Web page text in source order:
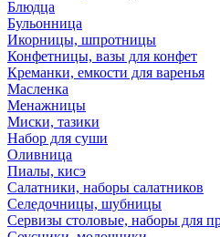
Блюдца
Бульонница
Икорницы, шпротницы
Конфетницы, вазы для конфет
Креманки, емкости для варенья
Масленка
Менажницы
Миски, тазики
Набор для суши
Оливница
Пиалы, кисэ
Салатники, наборы салатников
Селедочницы, шубницы
Сервизы столовые, наборы для